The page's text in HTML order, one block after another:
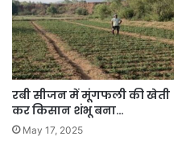
रबी सीजन में मूंगफली की खेती
कर किसान शंभू बना…
May 17, 2025